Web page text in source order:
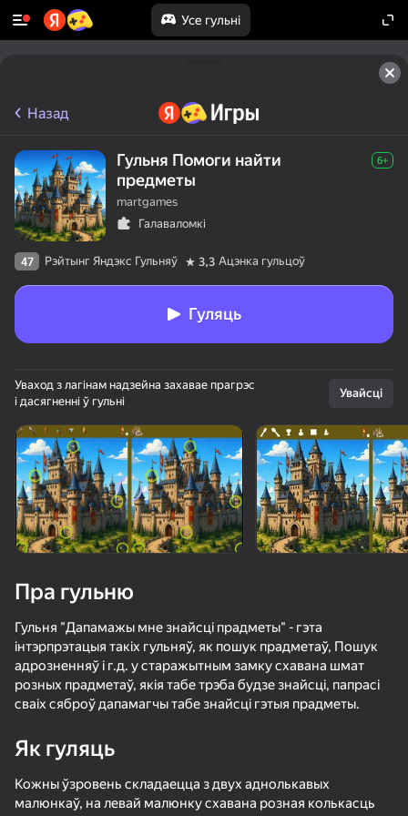
Усе гульні
Павярніце прыладу
Гульня працуе толькі ў гарызантальнай
арыентацыі
Загрузка
Назад
Гульня Помоги найти
предметы
6+
martgames
Галаваломкі
47 Рэйтынг Яндэкс Гульняў 3,3 Ацэнка гульцоў
Гуляць
Уваход з лагінам надзейна захавае прагрэс
і дасягненні ў гульні
Увайсці
Пра гульню
Гульня "Дапамажы мне знайсці прадметы" - гэта
інтэрпрэтацыя такіх гульняў, як пошук прадметаў, Пошук
адрозненняў і г.д. у старажытным замку схавана шмат
розных прадметаў, якія табе трэба будзе знайсці, папрасі
сваіх сяброў дапамагчы табе знайсці гэтыя прадметы.
Як гуляць
Кожны ўзровень складаецца з двух аднолькавых
малюнкаў, на левай малюнку схавана розная колькасць